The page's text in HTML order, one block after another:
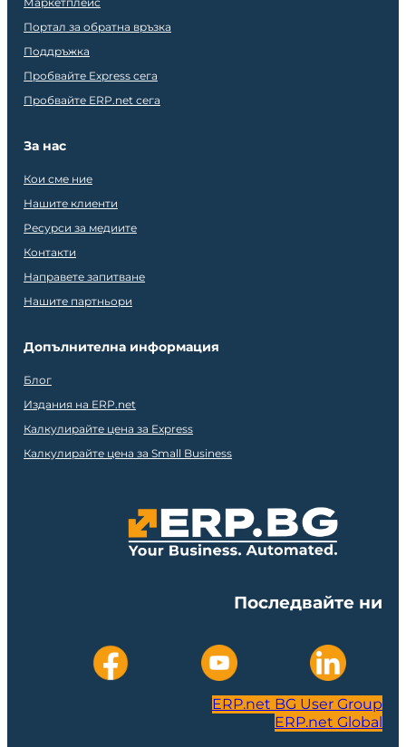
Портал за обратна връзка
Поддръжка
Пробвайте Express сега
Пробвайте ERP.net сега
За нас
Кои сме ние
Нашите клиенти
Ресурси за медиите
Контакти
Направете запитване
Нашите партньори
Допълнителна информация
Блог
Издания на ERP.net
Калкулирайте цена за Express
Калкулирайте цена за Small Business
Последвайте ни
ERP.net BG User Group
ERP.net Global